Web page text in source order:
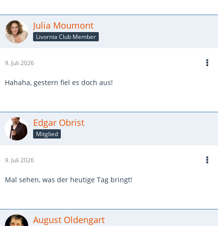
Julia Moumont
Livornia Club Member
9. Juli 2026
Hahaha, gestern fiel es doch aus!
Edgar Obrist
Mitglied
9. Juli 2026
Mal sehen, was der heutige Tag bringt!
August Oldengart